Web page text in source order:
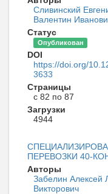
Сливинский
Валентин
Статус
Опубликован
DOI
https://doi.org/
3633
Страницы
с 82 по 87
Загрузки
4944
ПЕРЕВОЗКИ 40-
Авторы
Забелин Алексей
Викторович